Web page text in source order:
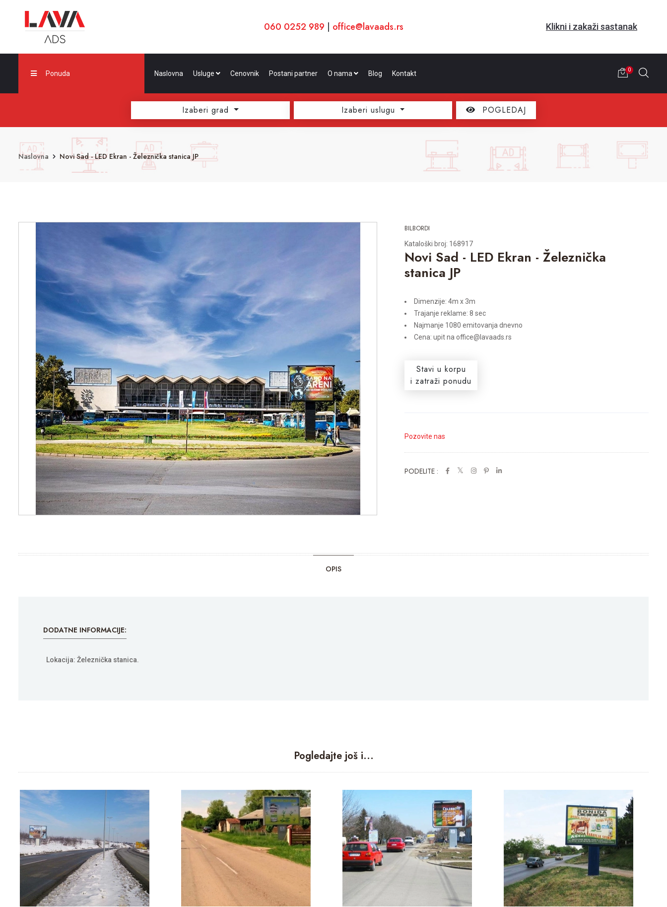
060 0252 989 | office@lavaads.rs Klikni i zakaži sastanak
Ponuda Naslovna Usluge Cenovnik Postani partner O nama Blog Kontakt 0
Izaberi grad Izaberi uslugu POGLEDAJ
Naslovna Novi Sad - LED Ekran - Železnička stanica JP
BILBORDI
Kataloški broj: 168917
Novi Sad - LED Ekran - Železnička
stanica JP
Dimenzije: 4m x 3m
Trajanje reklame: 8 sec
Najmanje 1080 emitovanja dnevno
Cena: upit na office@lavaads.rs
Stavi u korpu
i zatraži ponudu
Pozovite nas
PODELITE :
OPIS
DODATNE INFORMACIJE:
Lokacija: Železnička stanica.
Pogledajte još i...